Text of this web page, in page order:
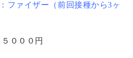
ファイザー（前回接種から3ヶ
０００円